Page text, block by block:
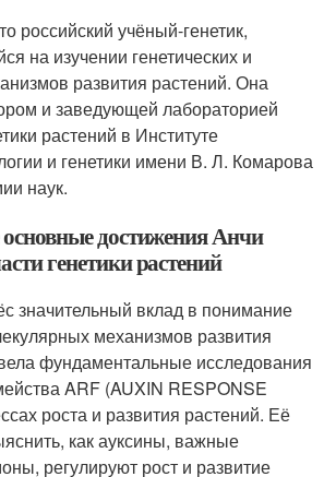
российский учёный-генетик,
на изучении генетических и
развития растений. Она
и заведующей лабораторией
растений в Институте
и генетики имени В. Л. Комарова
наук.
достижения Анчи
генетики растений
значительный вклад в понимание
механизмов развития
фундаментальные исследования
ARF (AUXIN RESPONSE
роста и развития растений. Её
как ауксины, важные
регулируют рост и развитие